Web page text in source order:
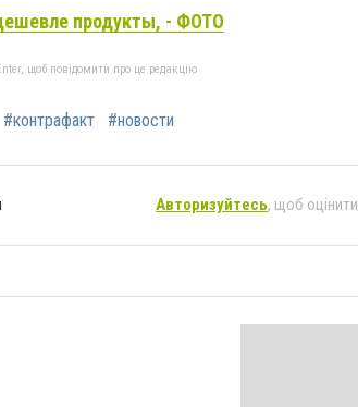
продукты, - ФОТО
щоб повідомити про це редакцію
#контрафакт #новости
Авторизуйтесь, щоб оцінити